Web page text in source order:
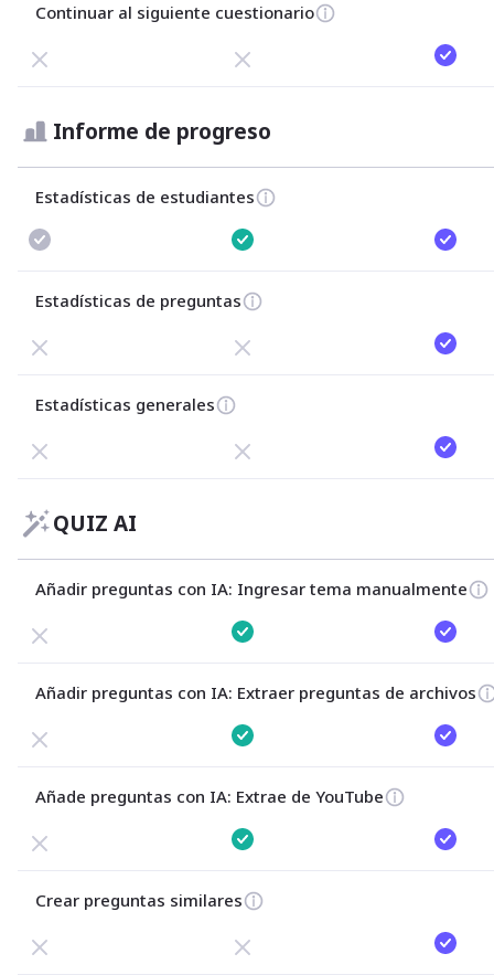
Continuar al siguiente cuestionario
Informe de progreso
Estadísticas de estudiantes
Estadísticas de preguntas
Estadísticas generales
QUIZ AI
Añadir preguntas con IA: Ingresar tema manualmente
Añadir preguntas con IA: Extraer preguntas de archivos
Añade preguntas con IA: Extrae de YouTube
Crear preguntas similares